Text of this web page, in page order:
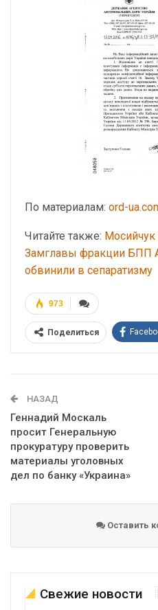
По материалам: ord-
Читайте также: Мосийчук
Замглавы фракции БПП
обвинили в сепаратизму
973
Поделиться
НАЗАД
Геннадий Москаль
просит Генеральную
прокуратуру проверить
материалы уголовных
дел по банку «Украина»
Оставить
Свежие новости